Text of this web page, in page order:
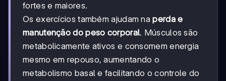
fortes e maiores.
Os exercícios também ajudam naperda e
manutenção do peso corporal. Músculos são
metabolicamente ativos e consomem energia
mesmo em repouso, aumentando o
metabolismo basal e facilitando o controle do